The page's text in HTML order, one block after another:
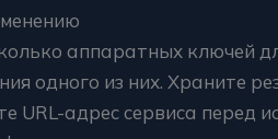
аппаратных ключей
одного из них. Храните
URL-адрес сервиса перед